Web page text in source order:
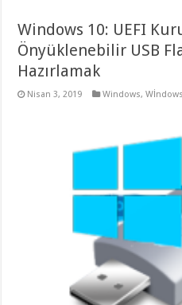
Windows 10: UEFI
Önyüklenebilir USB
Hazırlamak
Nisan 3, 2019 Windows,